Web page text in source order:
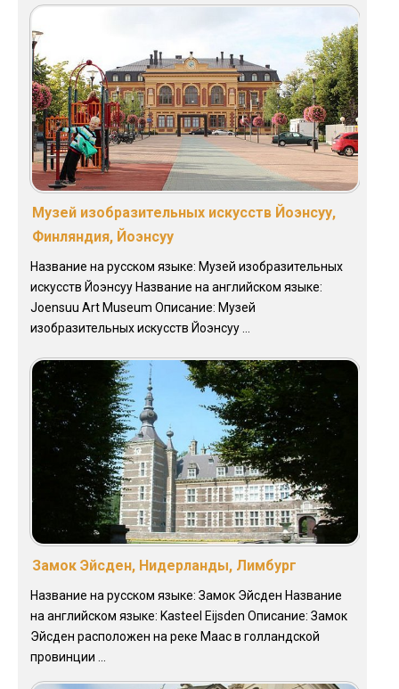
Музей изобразительных искусств Йоэнсуу,
Финляндия, Йоэнсуу
Название на русском языке: Музей изобразительных
искусств Йоэнсуу Название на английском языке:
Joensuu Art Museum Описание: Музей
изобразительных искусств Йоэнсуу ...
Замок Эйсден, Нидерланды, Лимбург
Название на русском языке: Замок Эйсден Название
на английском языке: Kasteel Eijsden Описание: Замок
Эйсден расположен на реке Маас в голландской
провинции ...